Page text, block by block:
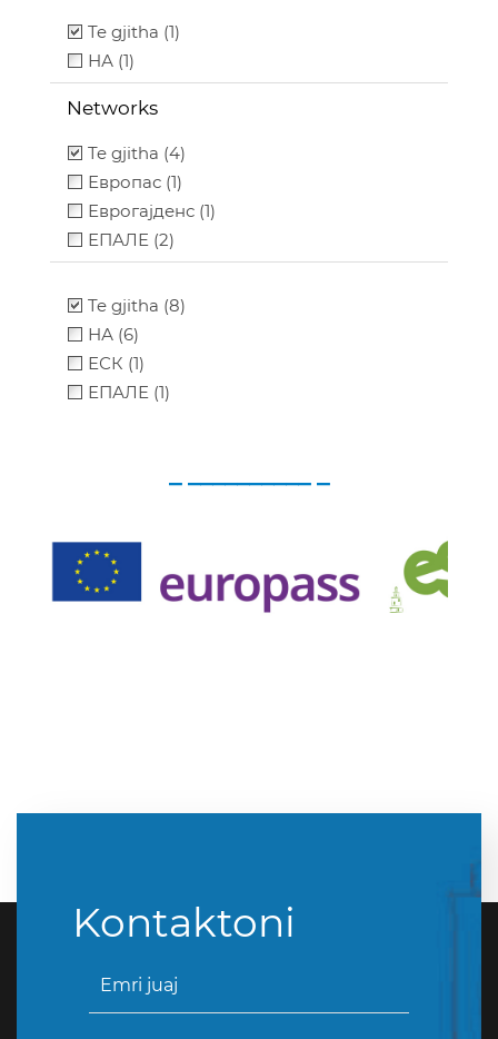
Te gjitha (1)
НА (1)
Networks
Te gjitha (4)
Европас (1)
Еврогајденс (1)
ЕПАЛЕ (2)
Te gjitha (8)
НА (6)
ЕСК (1)
ЕПАЛЕ (1)
_ __________ _
Kontaktoni